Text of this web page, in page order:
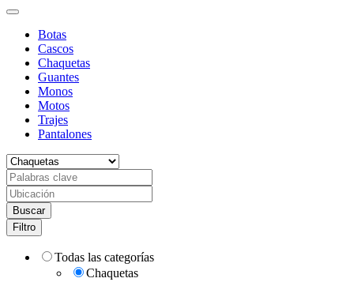
Botas
Cascos
Chaquetas
Guantes
Monos
Motos
Trajes
Pantalones
Buscar
Filtro
Todas las categorías
Chaquetas